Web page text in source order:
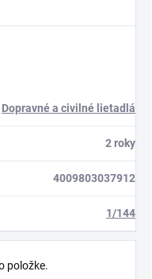
Dopravné a civilné lietadlá
2 roky
4009803037912
1/144
položke.